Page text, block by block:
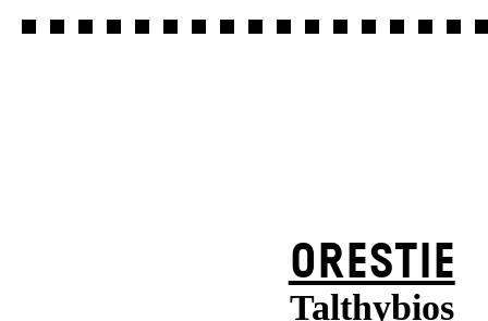
ORESTIE
Talthybios